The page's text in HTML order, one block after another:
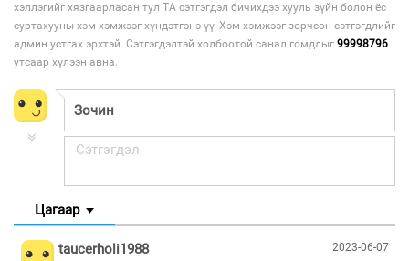
хэллэгийг хязгаарласан тул ТА сэтгэгдэл бичихдээ хууль зүйн болон ёс
суртахууны хэм хэмжээг хүндэтгэнэ үү. Хэм хэмжээг зөрчсөн сэтгэгдлийг
админ устгах эрхтэй. Сэтгэгдэлтэй холбоотой санал гомдлыг 99998796
утсаар хүлээн авна.
Цагаар
2023-06-07
taucerholi1988